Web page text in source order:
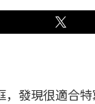
，發現很適合